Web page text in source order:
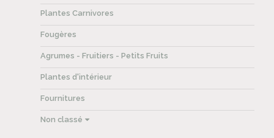
Plantes Carnivores
Fougères
Agrumes - Fruitiers - Petits Fruits
Plantes d'intérieur
Fournitures
Non classé